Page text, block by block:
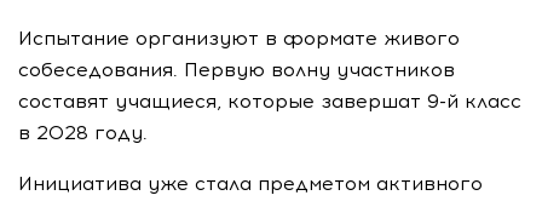
Испытание организуют в формате живого
собеседования. Первую волну участников
составят учащиеся, которые завершат 9-й класс
в 2028 году.
Инициатива уже стала предметом активного